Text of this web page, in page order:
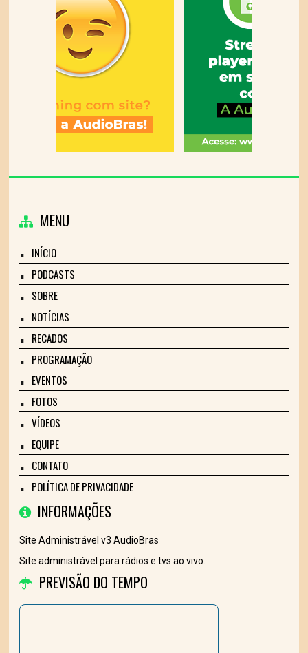
MENU
INÍCIO
PODCASTS
SOBRE
NOTÍCIAS
RECADOS
PROGRAMAÇÃO
EVENTOS
FOTOS
VÍDEOS
EQUIPE
CONTATO
POLÍTICA DE PRIVACIDADE
INFORMAÇÕES
Site Administrável v3 AudioBras
Site administrável para rádios e tvs ao vivo.
PREVISÃO DO TEMPO